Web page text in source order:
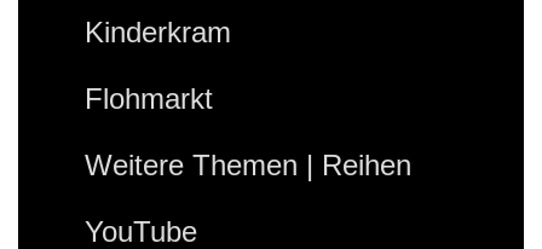
Kinderkram
Flohmarkt
Weitere Themen | Reihen
YouTube